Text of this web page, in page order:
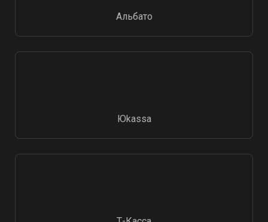
Альбато
Юkassa